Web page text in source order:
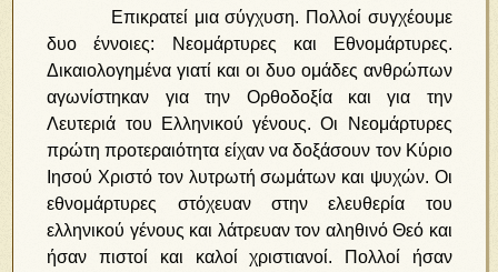
Επικρατεί μια σύγχυση. Πολλοί συγχέουμε
δυο έννοιες: Νεομάρτυρες και Εθνομάρτυρες.
Δικαιολογημένα γιατί και οι δυο ομάδες ανθρώπων
αγωνίστηκαν για την Ορθοδοξία και για την
Λευτεριά του Ελληνικού γένους. Οι Νεομάρτυρες
πρώτη προτεραιότητα είχαν να δοξάσουν τον Κύριο
Ιησού Χριστό τον λυτρωτή σωμάτων και ψυχών. Οι
εθνομάρτυρες στόχευαν στην ελευθερία του
ελληνικού γένους και λάτρευαν τον αληθινό Θεό και
ήσαν πιστοί και καλοί χριστιανοί. Πολλοί ήσαν